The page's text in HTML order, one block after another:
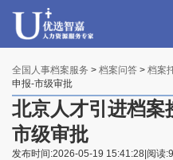
全国人事档案服务 > 档案问答 > 档案
申报-市级审批
北京人才引进档案
市级审批
发布时间:2026-05-19 15:41:28|阅读